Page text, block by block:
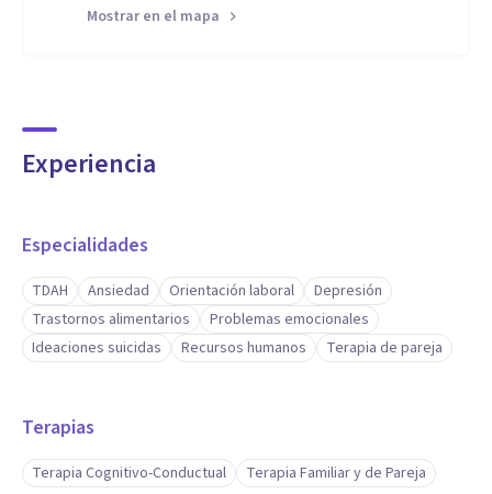
Mostrar en el mapa
Experiencia
Especialidades
TDAH Ansiedad Orientación laboral
Depresión
Trastornos alimentarios
Problemas emocionales
Ideaciones suicidas
Recursos humanos Terapia de pareja
Terapias
Terapia Cognitivo-Conductual Terapia Familiar y de Pareja